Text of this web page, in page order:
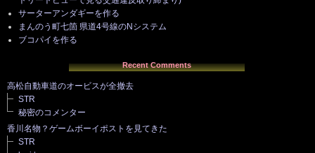
サーターアンダギーを作る
まんのう町七箇 県道4号線のNシステム
ブコパイを作る
Recent Comments
高松自動車道のオービスが全撤去
STR
秘密のコメンター
香川名物？ゲームボーイポストを見てきた
STR